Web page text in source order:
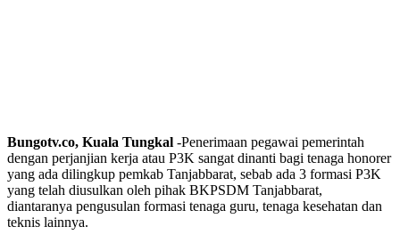
Bungotv.co, Kuala Tungkal -Penerimaan pegawai pemerintah
dengan perjanjian kerja atau P3K sangat dinanti bagi tenaga honorer
yang ada dilingkup pemkab Tanjabbarat, sebab ada 3 formasi P3K
yang telah diusulkan oleh pihak BKPSDM Tanjabbarat,
diantaranya pengusulan formasi tenaga guru, tenaga kesehatan dan
teknis lainnya.